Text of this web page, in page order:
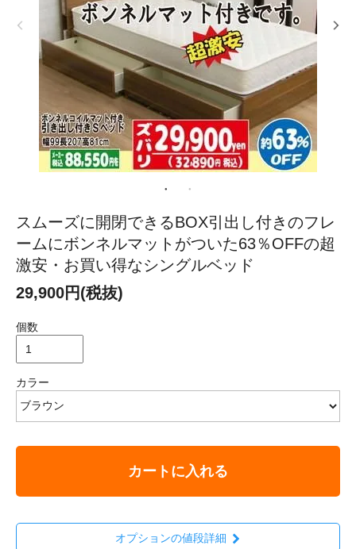
スムーズに開閉できるBOX引出し付きのフレ
ームにボンネルマットがついた63％OFFの超
激安・お買い得なシングルベッド
29,900円(税抜)
個数
カラー
カートに入れる
オプションの値段詳細